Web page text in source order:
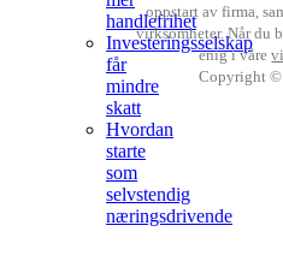
handlefrihet
Investeringsselskap
får
mindre
skatt
Hvordan
starte
som
selvstendig
næringsdrivende
oppstart av firma,
virksomheter. Når du
enig i våre
Copyright ©